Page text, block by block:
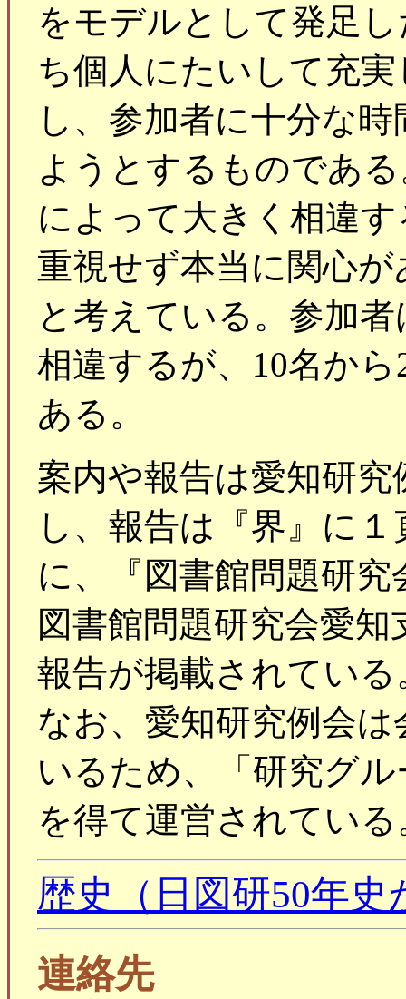
をモデルとして発足
ち個人にたいして充
し、参加者に十分な
ようとするものであ
によって大きく相違
重視せず本当に関心
と考えている。参加
相違するが、10名か
ある。
案内や報告は愛知研
し、報告は『界』に
に、『図書館問題研
図書館問題研究会愛
報告が掲載されている
なお、愛知研究例会
いるため、「研究グ
を得て運営されている
歴史（日図研50年史
連絡先